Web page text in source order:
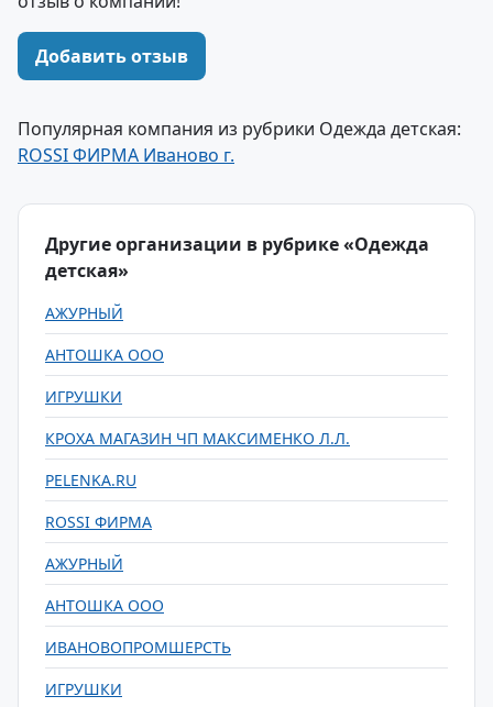
Добавить отзыв
Популярная компания из рубрики Одежда детская:
ROSSI ФИРМА Иваново г.
Другие организации в рубрике «Одежда
детская»
АЖУРНЫЙ
АНТОШКА ООО
ИГРУШКИ
КРОХА МАГАЗИН ЧП МАКСИМЕНКО Л.Л.
PELENKA.RU
ROSSI ФИРМА
АЖУРНЫЙ
АНТОШКА ООО
ИВАНОВОПРОМШЕРСТЬ
ИГРУШКИ